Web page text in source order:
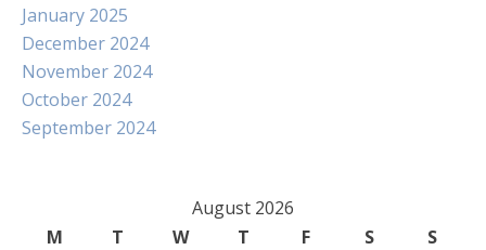
January 2025
December 2024
November 2024
October 2024
September 2024
August 2026
M
T W T F S
S